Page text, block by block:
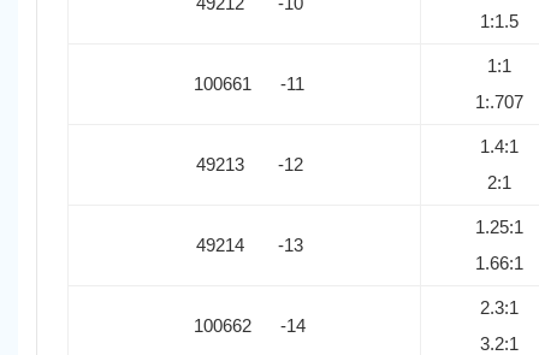
1:1.5
100661 -11
1:1
1:.707
49213 -12
1.4:1
2:1
49214 -13
1.25:1
1.66:1
100662 -14
2.3:1
3.2:1